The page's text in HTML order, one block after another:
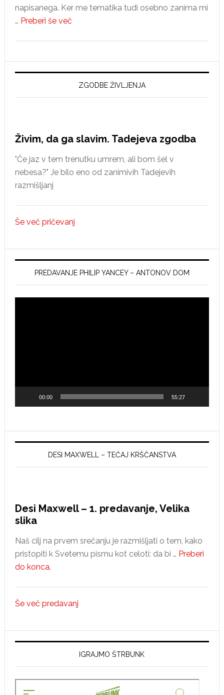
napisanega. Ker me tematika tudi osebno zanima mi
… Preberi še večabout
spoznanja
o
reformaciji
v
ZGODBE ŽIVLJENJA
Živim, da ga slavim. Tadejeva zgodba
"Če jaz v tem trenutku umrem, ali bom šel v
nebesa?" Je bilo eno od zanimivih Tadejevih
razmišljanj
Še več pričevanj
PREDAVANJE PHILIP YANCEY – ANTONOV DOM
00:00 55:27
DESI MAXWELL – TEČAJ KRŠČANSTVA
Desi Maxwell – 1. predavanje, Velika
slika
Naš cilj na prvem srečanju je razmišljati o tem, kako
pristopiti k Svetemu pismu kot celoti: da bi … Preberi
do konca.about
–
predavanje,
Velika
Še več predavanj
IGRAJMO ŠTRBUNK